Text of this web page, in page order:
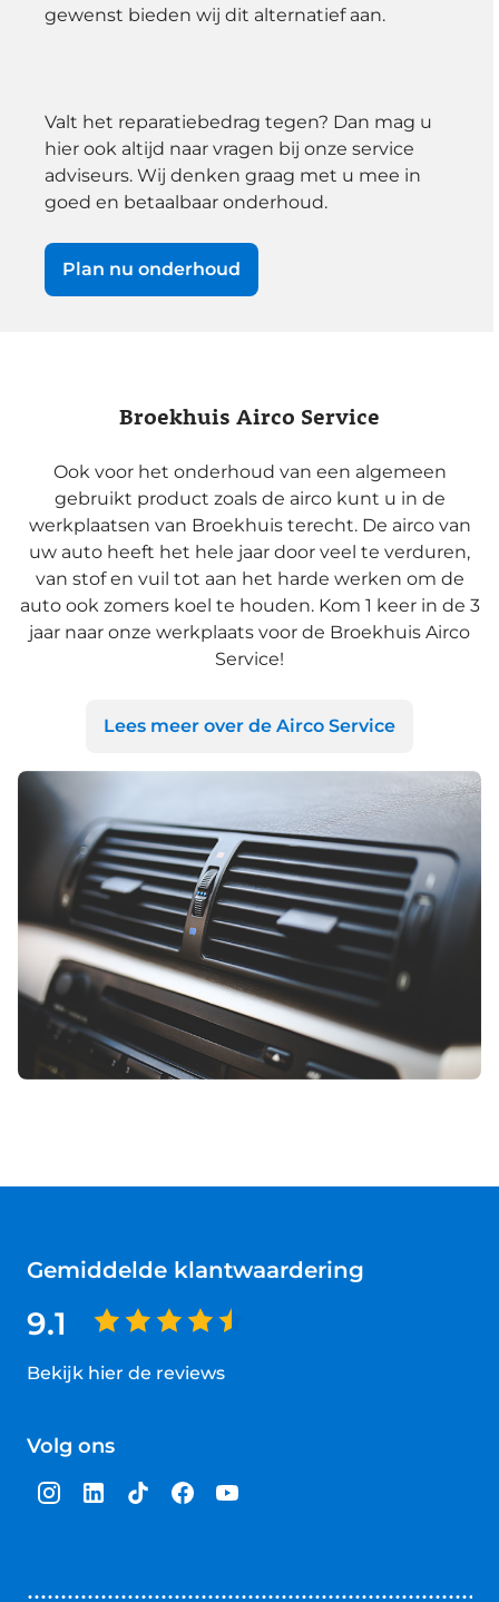
gewenst bieden wij dit alternatief aan.
Valt het reparatiebedrag tegen? Dan mag u
hier ook altijd naar vragen bij onze service
adviseurs. Wij denken graag met u mee in
goed en betaalbaar onderhoud.
Plan nu onderhoud
Broekhuis Airco Service
Ook voor het onderhoud van een algemeen
gebruikt product zoals de airco kunt u in de
werkplaatsen van Broekhuis terecht. De airco van
uw auto heeft het hele jaar door veel te verduren,
van stof en vuil tot aan het harde werken om de
auto ook zomers koel te houden. Kom 1 keer in de 3
jaar naar onze werkplaats voor de Broekhuis Airco
Service!
Lees meer over de Airco Service
Gemiddelde klantwaardering
9.1
Bekijk hier de reviews
van
sterren
Volg ons